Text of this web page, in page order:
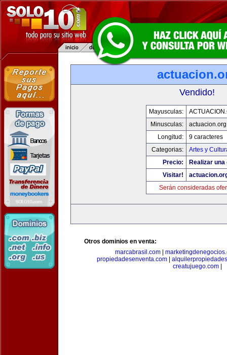
Vendido!
Mayusculas:
Minusculas:
actuacion.org
Longitud:
9 caracteres
Categorias:
Artes y
Precio:
Realizar
Visitar!
Serán consideradas
Otros dominios en venta:
marcabrasil.com
propiedadesenventa.com
creatujuego.com|